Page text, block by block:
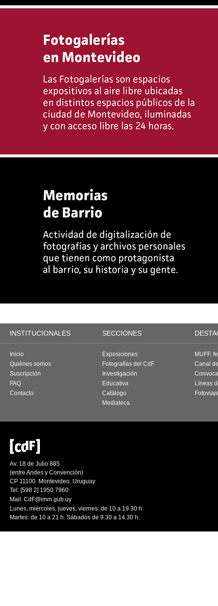
INSTITUCIONALES SECCIONES
Inicio
Quiénes somos
Suscripción
FAQ
Contacto
Exposiciones
Fotografías del CdF
Investigación
Educativa
Catálogo
Mediateca
MUFF,
Canal
Líneas
Av. 18 de Julio 885
(entre Andes y Convención)
CP 11100. Montevideo. Uruguay
Tel: [598 2] 1950 7960
Mail: CdF@imm.gub.uy
Lunes, miércoles, jueves, viernes: de 10 a 19.30 h.
Martes: de 10 a 21 h. Sábados de 9.30 a 14.30 h.